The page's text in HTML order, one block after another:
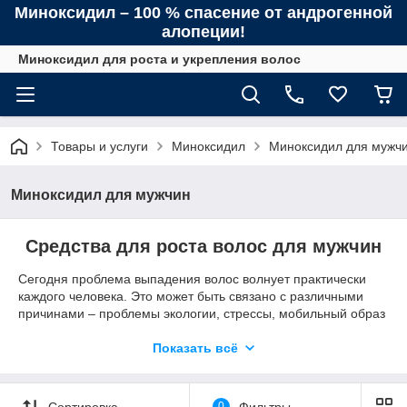
Миноксидил – 100 % спасение от андрогенной
алопеции!
Миноксидил для роста и укрепления волос
Товары и услуги Миноксидил Миноксидил для
Миноксидил для мужчин
Средства для роста волос для мужчин
Сегодня проблема выпадения волос волнует практически
каждого человека. Это может быть связано с различными
причинами – проблемы экологии, стрессы, мобильный образ
о том, как же справиться с этим и вернуть былую
помочь «Миноксидил» для мужчин, существуют также и для
женщин.
Показать всё